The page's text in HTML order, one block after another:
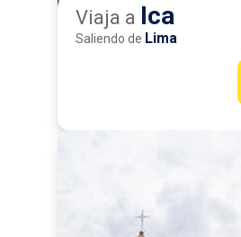
Viaja a Ica
Saliendo de Lima